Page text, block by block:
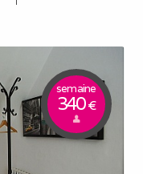
semaine
340€